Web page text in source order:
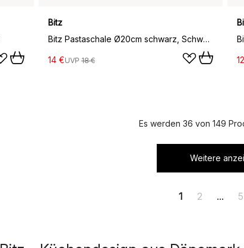
Bitz
Bitz Pastaschale Ø20cm schwarz, Schwarz-grün
14 €UVP 18 €
Es werden 36 von 149
Weitere
1 2 ... 5